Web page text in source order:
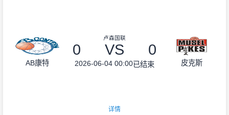
AB康特
卢森国联
0 VS 0
2026-06-04 00:00已结束 皮克斯
详情